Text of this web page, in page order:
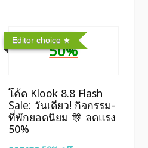
Editor choice
50%
โค้ด Klook 8.8 Flash
Sale: วันเดียว! กิจกรรม-
ที่พักยอดนิยม 🎊 ลดแรง
50%